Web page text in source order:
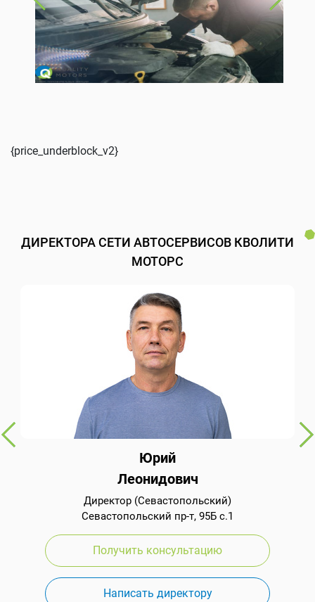
{price_underblock_v2}
ДИРЕКТОРА СЕТИ АВТОСЕРВИСОВ КВОЛИТИ
МОТОРС
Юрий
Леонидович
Директор (Севастопольский)
Севастопольский пр-т, 95Б с.1
Получить консультацию
Написать директору